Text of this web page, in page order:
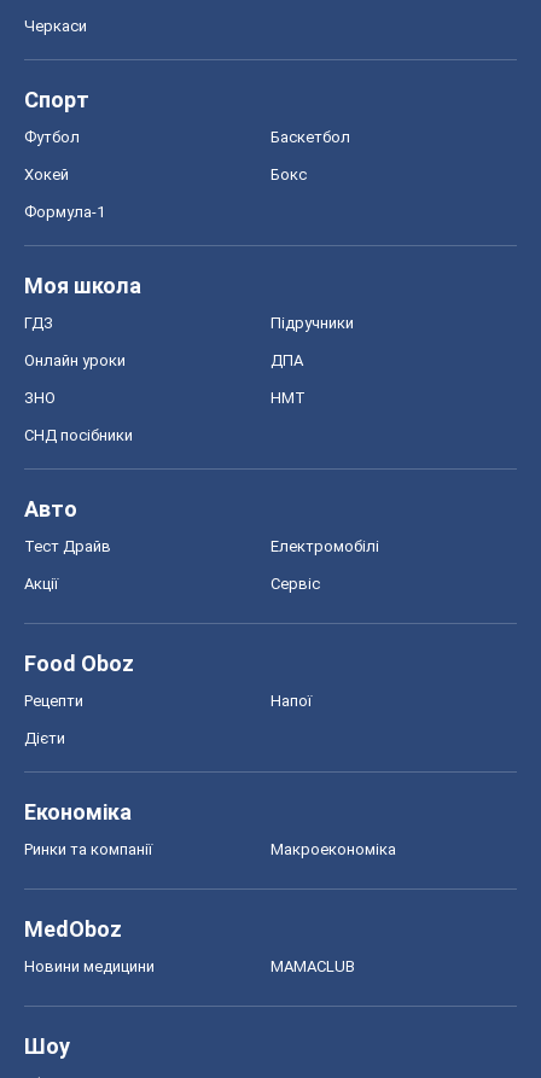
Черкаси
Спорт
Футбол Баскетбол
Хокей Бокс
Формула-1
Моя школа
ГДЗ Підручники
Онлайн уроки ДПА
ЗНО НМТ
СНД посібники
Авто
Тест Драйв Електромобілі
Акції Сервіс
Food Oboz
Рецепти Напої
Дієти
Економіка
Ринки та компанії Макроекономіка
MedOboz
Новини медицини MAMACLUB
Шоу